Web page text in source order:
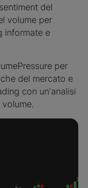
del
volume per
informate e
per
del mercato e
con un'analisi